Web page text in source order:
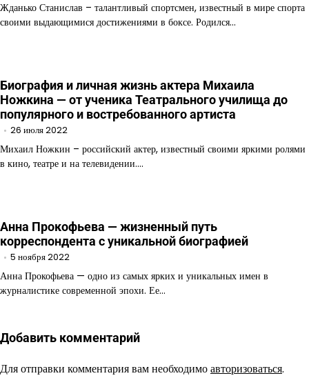
Жданько Станислав – талантливый спортсмен, известный в мире спорта
своими выдающимися достижениями в боксе. Родился…
Биография и личная жизнь актера Михаила
Ножкина — от ученика Театрального училища до
популярного и востребованного артиста
26 июля 2022
Михаил Ножкин – российский актер, известный своими яркими ролями
в кино, театре и на телевидении.…
Анна Прокофьева — жизненный путь
корреспондента с уникальной биографией
5 ноября 2022
Анна Прокофьева — одно из самых ярких и уникальных имен в
журналистике современной эпохи. Ее…
Добавить комментарий
Для отправки комментария вам необходимоавторизоваться.